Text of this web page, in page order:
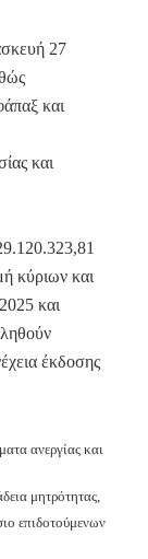
27
και
και
κύριων και
και
έκδοσης
ανεργίας και
μητρότητας,
επιδοτούμενων